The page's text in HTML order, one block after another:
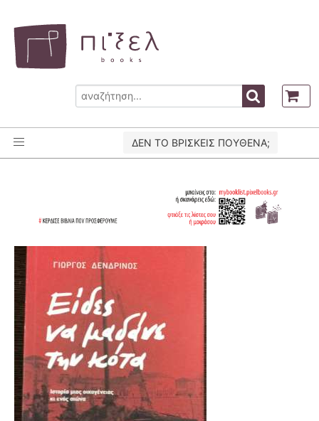
ΔΕΝ ΤΟ ΒΡΙΣΚΕΙΣ ΠΟΥΘΕΝΑ;